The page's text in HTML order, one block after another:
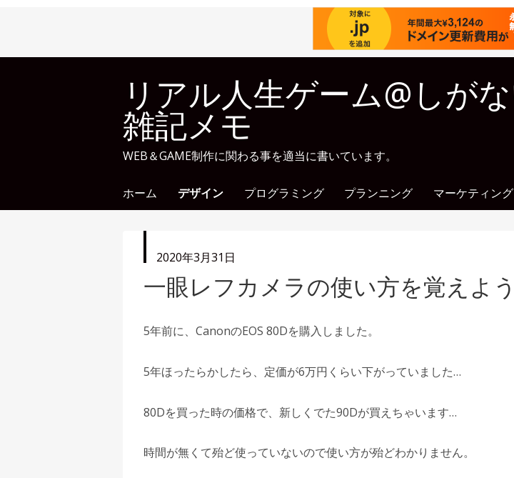
リアル人生ゲーム@しが
雑記メモ
WEB＆GAME制作に関わる事を適当に書いています。
ホーム デザイン プログラミング プランニング マーケティング
投
2020年3月31日
一眼レフカメラの使い方を覚えよう
5年前に、CanonのEOS 80Dを購入しました。
5年ほったらかしたら、定価が6万円くらい下がっていました…
80Dを買った時の価格で、新しくでた90Dが買えちゃいます…
時間が無くて殆ど使っていないので使い方が殆どわかりません。